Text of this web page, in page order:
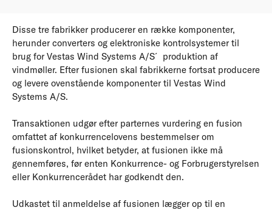
Disse tre fabrikker producerer en række komponenter,
herunder converters og elektroniske kontrolsystemer til
brug for Vestas Wind Systems A/S´ produktion af
vindmøller. Efter fusionen skal fabrikkerne fortsat producere
og levere ovenstående komponenter til Vestas Wind
Systems A/S.
Transaktionen udgør efter parternes vurdering en fusion
omfattet af konkurrencelovens bestemmelser om
fusionskontrol, hvilket betyder, at fusionen ikke må
gennemføres, før enten Konkurrence- og Forbrugerstyrelsen
eller Konkurrencerådet har godkendt den.
Udkastet til anmeldelse af fusionen lægger op til en